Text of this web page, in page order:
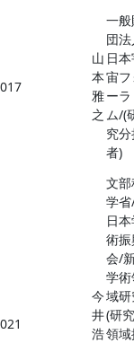
山
本
雅
之
一
団
日
宙
ーラ
ム/(
究
者)
今
井
浩
文
学
日
術
会/
学
域
(研究
領